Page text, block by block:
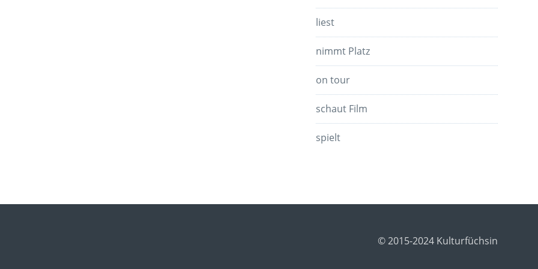
liest
nimmt Platz
on tour
schaut Film
spielt
© 2015-2024 Kulturfüchsin